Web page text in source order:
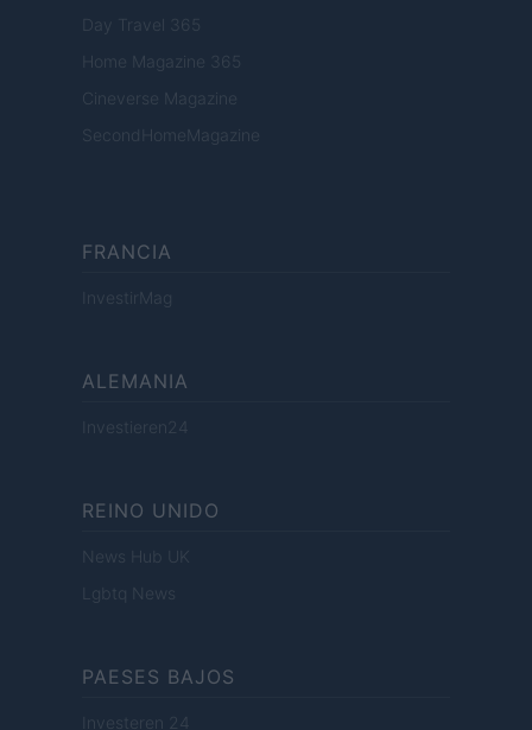
Day Travel 365
Home Magazine 365
Cineverse Magazine
SecondHomeMagazine
FRANCIA
InvestirMag
ALEMANIA
Investieren24
REINO UNIDO
News Hub UK
Lgbtq News
PAESES BAJOS
Investeren 24